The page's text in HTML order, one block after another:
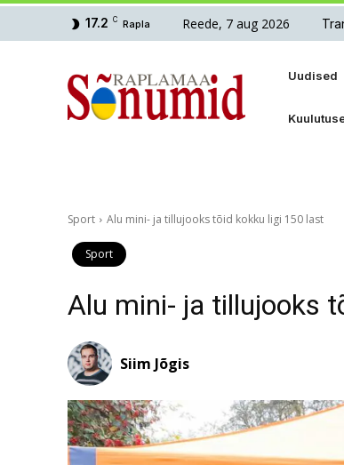
17.2 C Rapla Reede, 7 aug 2026
Uudised
Sport Alu mini- ja tillujooks tõid kokku ligi 150 last
Sport
Alu mini- ja tillujooks
Siim Jõgis